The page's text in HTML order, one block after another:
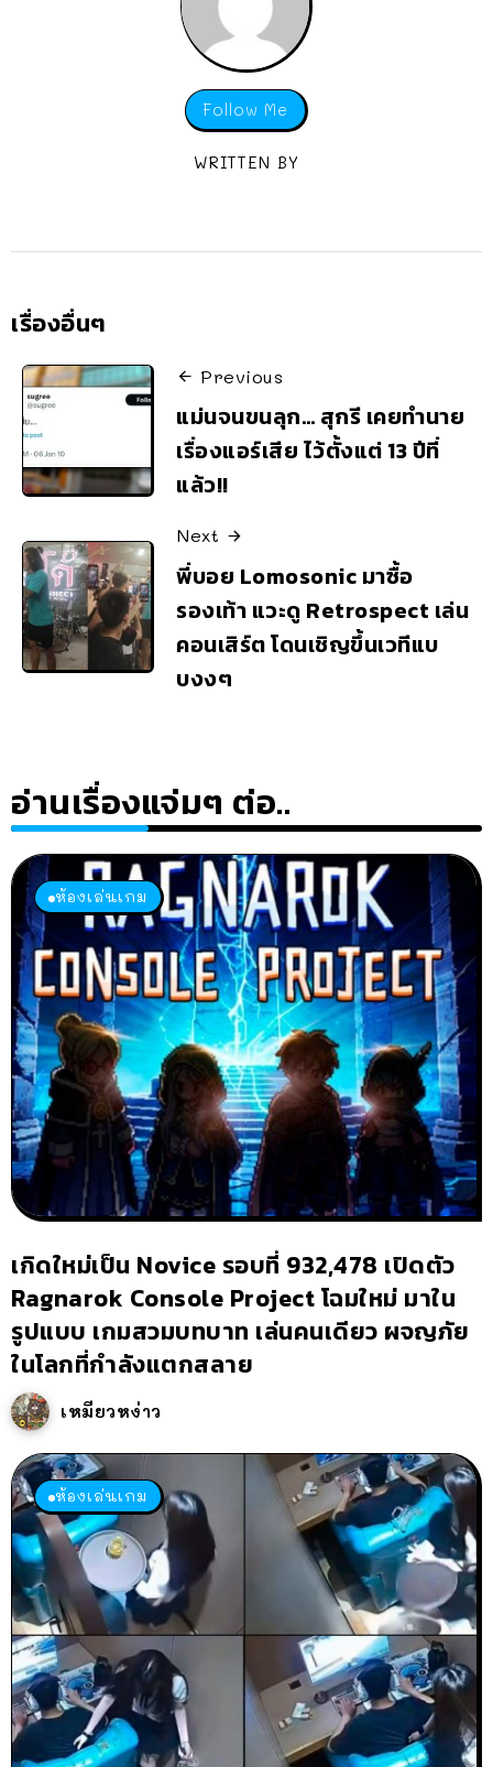
Follow Me
WRITTEN BY
เรื่องอื่นๆ
Previous
แม่นจนขนลุก… สุกรี เคยทำนาย
เรื่องแอร์เสีย ไว้ตั้งแต่ 13 ปีที่
แล้ว!!
Next
พี่บอย Lomosonic มาซื้อ
รองเท้า แวะดู Retrospect เล่น
คอนเสิร์ต โดนเชิญขึ้นเวทีแบ
บงงๆ
อ่านเรื่องแจ่มๆ ต่อ..
ห้องเล่นเกม
เกิดใหม่เป็น Novice รอบที่ 932,478 เปิดตัว
Ragnarok Console Project โฉมใหม่ มาใน
รูปแบบ เกมสวมบทบาท เล่นคนเดียว ผจญภัย
ในโลกที่กำลังแตกสลาย
เหมียวหง่าว
ห้องเล่นเกม